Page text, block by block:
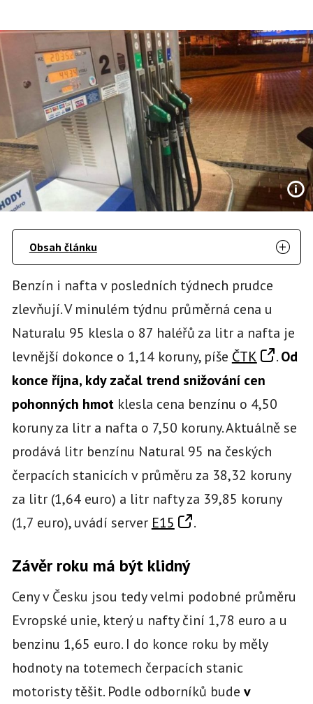
Obsah článku
Benzín i nafta v posledních týdnech prudce
zlevňují. V minulém týdnu průměrná cena u
Naturalu 95 klesla o 87 haléřů za litr a nafta je
levnější dokonce o 1,14 koruny, píše ČTK .Od
konce října, kdy začal trend snižování cen
pohonných hmotklesla cena benzínu o 4,50
koruny za litr a nafta o 7,50 koruny. Aktuálně se
prodává litr benzínu Natural 95 na českých
čerpacích stanicích v průměru za 38,32 koruny
za litr (1,64 euro) a litr nafty za 39,85 koruny
(1,7 euro), uvádí server E15 .
Závěr roku má být klidný
Ceny v Česku jsou tedy velmi podobné průměru
Evropské unie, který u nafty činí 1,78 euro a u
benzinu 1,65 euro. I do konce roku by měly
hodnoty na totemech čerpacích stanic
motoristy těšit. Podle odborníků bude v